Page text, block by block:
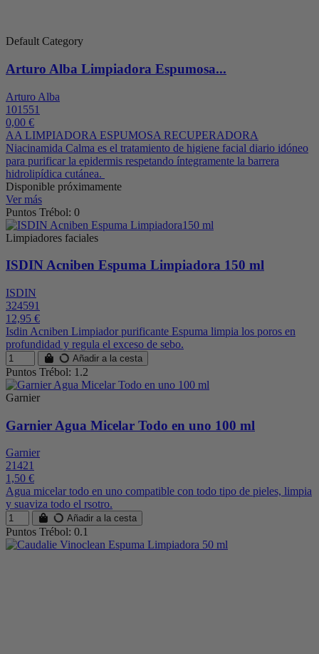
Default Category
Arturo Alba Limpiadora Espumosa...
Arturo Alba
101551
0,00 €
AA LIMPIADORA ESPUMOSA RECUPERADORA
Niacinamida Calma es el tratamiento de higiene facial diario idóneo
para purificar la epidermis respetando íntegramente la barrera
hidrolipídica cutánea.
Disponible próximamente
Ver más
Puntos Trébol: 0
Limpiadores faciales
ISDIN Acniben Espuma Limpiadora 150 ml
ISDIN
324591
12,95 €
Isdin Acniben Limpiador purificante Espuma limpia los poros en
profundidad y regula el exceso de sebo.
Añadir a la cesta
Puntos Trébol: 1.2
Garnier
Garnier Agua Micelar Todo en uno 100 ml
Garnier
21421
1,50 €
Agua micelar todo en uno compatible con todo tipo de pieles, limpia
y suaviza todo el rsotro.
Añadir a la cesta
Puntos Trébol: 0.1